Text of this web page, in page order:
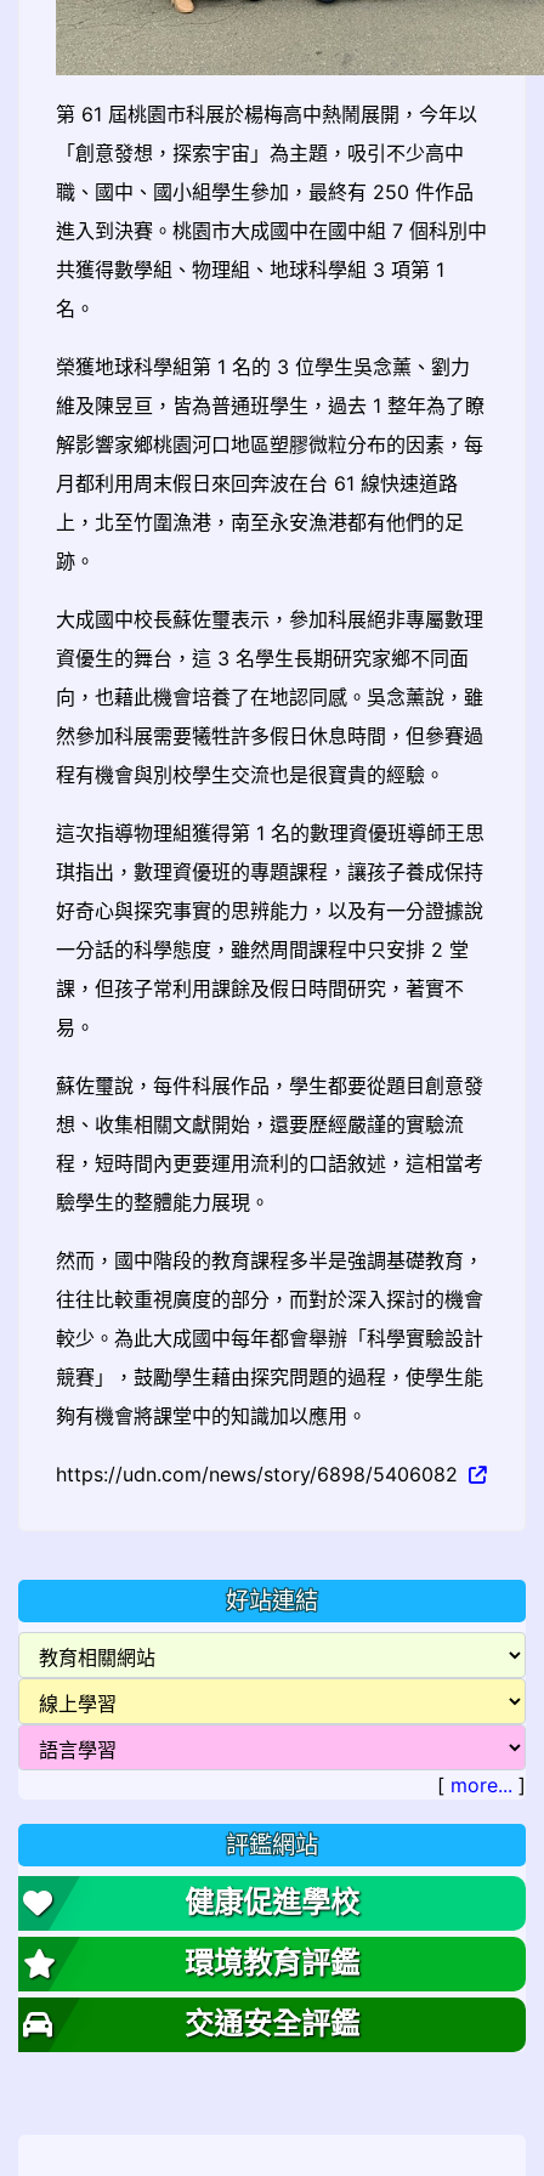
第 61 屆桃園市科展於楊梅高中熱鬧展開，今年以
「創意發想，探索宇宙」為主題，吸引不少高中
職、國中、國小組學生參加，最終有 250 件作品
進入到決賽。桃園市大成國中在國中組 7 個科別中
共獲得數學組、物理組、地球科學組 3 項第 1
名。
榮獲地球科學組第 1 名的 3 位學生吳念薰、劉力
維及陳昱亘，皆為普通班學生，過去 1 整年為了瞭
解影響家鄉桃園河口地區塑膠微粒分布的因素，每
月都利用周末假日來回奔波在台 61 線快速道路
上，北至竹圍漁港，南至永安漁港都有他們的足
跡。
大成國中校長蘇佐璽表示，參加科展絕非專屬數理
資優生的舞台，這 3 名學生長期研究家鄉不同面
向，也藉此機會培養了在地認同感。吳念薰說，雖
然參加科展需要犧牲許多假日休息時間，但參賽過
程有機會與別校學生交流也是很寶貴的經驗。
這次指導物理組獲得第 1 名的數理資優班導師王思
琪指出，數理資優班的專題課程，讓孩子養成保持
好奇心與探究事實的思辨能力，以及有一分證據說
一分話的科學態度，雖然周間課程中只安排 2 堂
課，但孩子常利用課餘及假日時間研究，著實不
易。
蘇佐璽說，每件科展作品，學生都要從題目創意發
想、收集相關文獻開始，還要歷經嚴謹的實驗流
程，短時間內更要運用流利的口語敘述，這相當考
驗學生的整體能力展現。
然而，國中階段的教育課程多半是強調基礎教育，
往往比較重視廣度的部分，而對於深入探討的機會
較少。為此大成國中每年都會舉辦「科學實驗設計
競賽」，鼓勵學生藉由探究問題的過程，使學生能
夠有機會將課堂中的知識加以應用。
https://udn.com/news/story/6898/5406082
好站連結
[ more... ]
評鑑網站
健康促進學校
環境教育評鑑
交通安全評鑑